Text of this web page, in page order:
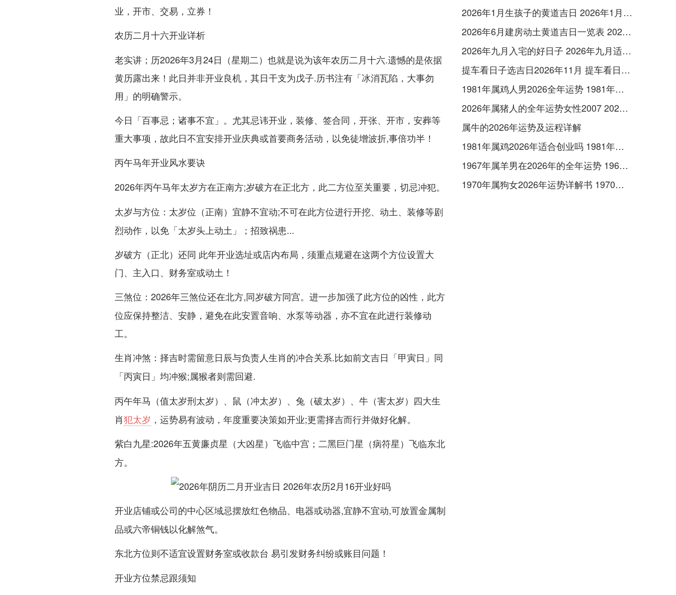
业，开市、交易，立券！
农历二月十六开业详析
老实讲；历2026年3月24日（星期二）也就是说为该年农历二月十六.遗憾的是依据
黄历露出来！此日并非开业良机，其日干支为戊子.历书注有「冰消瓦陷，大事勿
用」的明确警示。
今日「百事忌；诸事不宜」。尤其忌讳开业，装修、签合同，开张、开市，安葬等
重大事项，故此日不宜安排开业庆典或首要商务活动，以免徒增波折,事倍功半！
丙午马年开业风水要诀
2026年丙午马年太岁方在正南方;岁破方在正北方 ，此二方位至关重要，切忌冲犯。
太岁与方位 ：太岁位（正南）宜静不宜动;不可在此方位进行开挖、动土、装修等剧
烈动作，以免「太岁头上动土」；招致祸患...
岁破方（正北）还同 此年开业选址或店内布局，须重点规避在这两个方位设置大
门、主入口、财务室或动土！
三煞位 ：2026年三煞位还在北方,同岁破方同宫。进一步加强了此方位的凶性，此方
位应保持整洁、安静，避免在此安置音响、水泵等动器，亦不宜在此进行装修动
工。
生肖冲煞 ：择吉时需留意日辰与负责人生肖的冲合关系.比如前文吉日「甲寅日」同
「丙寅日」均冲猴;属猴者则需回避.
丙午年马（值太岁刑太岁）、鼠（冲太岁）、兔（破太岁）、牛（害太岁） 四大生
肖犯太岁 ，运势易有波动，年度重要决策如开业;更需择吉而行并做好化解。
紫白九星:2026年五黄廉贞星 （大凶星）飞临中宫； 二黑巨门星 （病符星）飞临东北
方。
开业店铺或公司的中心区域忌摆放红色物品、电器或动器,宜静不宜动,可放置金属制
品或六帝铜钱以化解煞气。
东北方位则不适宜设置财务室或收款台 易引发财务纠纷或账目问题！
开业方位禁忌跟须知
2026年1月生孩子的黄道吉日 2026年1月生娃好的日子
2026年6月建房动土黄道吉日一览表 2026年6月宜动土装修房屋的日子
2026年九月入宅的好日子 2026年九月适合入宅的日子
提车看日子选吉日2026年11月 提车看日子的黄历2026年11月
1981年属鸡人男2026全年运势 1981年属鸡人2026年运势及运程男
2026年属猪人的全年运势女性2007 2026年属猪人幸运色
属牛的2026年运势及运程详解
1981年属鸡2026年适合创业吗 1981年属鸡的人适合住2楼吗
1967年属羊男在2026年的全年运势 1967年属羊男幸运数字
1970年属狗女2026年运势详解书 1970年属狗女寿命多长